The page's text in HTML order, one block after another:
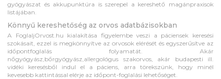
gyógyászat és akkupunktúra is szerepel a kereshető magánpraxisok
listájában.
Könnyű kereshetőség az orvos adatbázisokban
A FoglaljOrvost.hu kialakítása figyelembe veszi a páciensek keresési
szokásait, ezzel is megkönnyítve az orvosok elérését és egyszerűsítve az
időpontfoglalás folyamatát. Akár
nőgyógyász,bőrgyógyász,allergológus szakorvos, akár budapesti ill.
vidéki keresésből indul el a páciens, arra törekszünk, hogy minél
kevesebb kattintással elérje az időpont-foglalási lehetőséget.